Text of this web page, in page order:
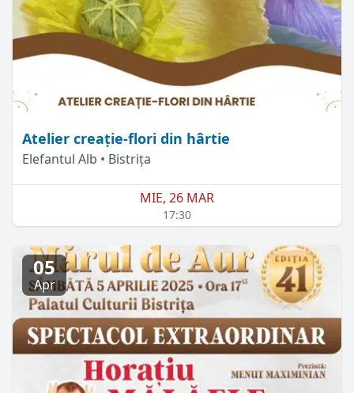
Atelier creație-flori din hârtie
Elefantul Alb • Bistrița
MIE, 26 MAR
17:30
05
Apr